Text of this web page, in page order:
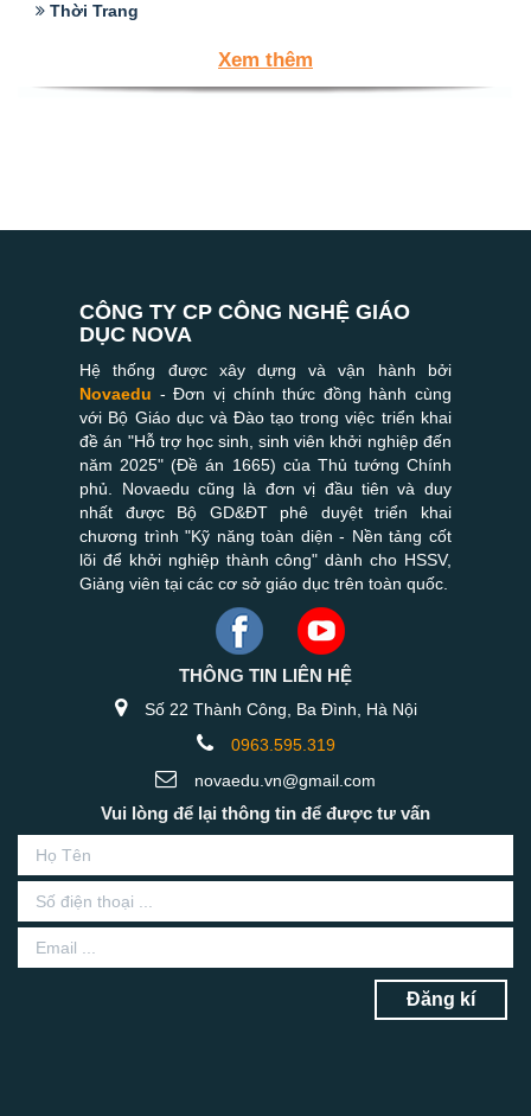
Thời Trang
Xem thêm
CÔNG TY CP CÔNG NGHỆ GIÁO
DỤC NOVA
Hệ thống được xây dựng và vận hành bởi
Novaedu - Đơn vị chính thức đồng hành cùng
với Bộ Giáo dục và Đào tạo trong việc triển khai
đề án "Hỗ trợ học sinh, sinh viên khởi nghiệp đến
năm 2025" (Đề án 1665) của Thủ tướng Chính
phủ. Novaedu cũng là đơn vị đầu tiên và duy
nhất được Bộ GD&ĐT phê duyệt triển khai
chương trình "Kỹ năng toàn diện - Nền tảng cốt
lõi để khởi nghiệp thành công" dành cho HSSV,
Giảng viên tại các cơ sở giáo dục trên toàn quốc.
THÔNG TIN LIÊN HỆ
Số 22 Thành Công, Ba Đình, Hà Nội
0963.595.319
novaedu.vn@gmail.com
Vui lòng để lại thông tin để được tư vấn
Đăng kí